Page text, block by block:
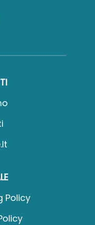
Policy